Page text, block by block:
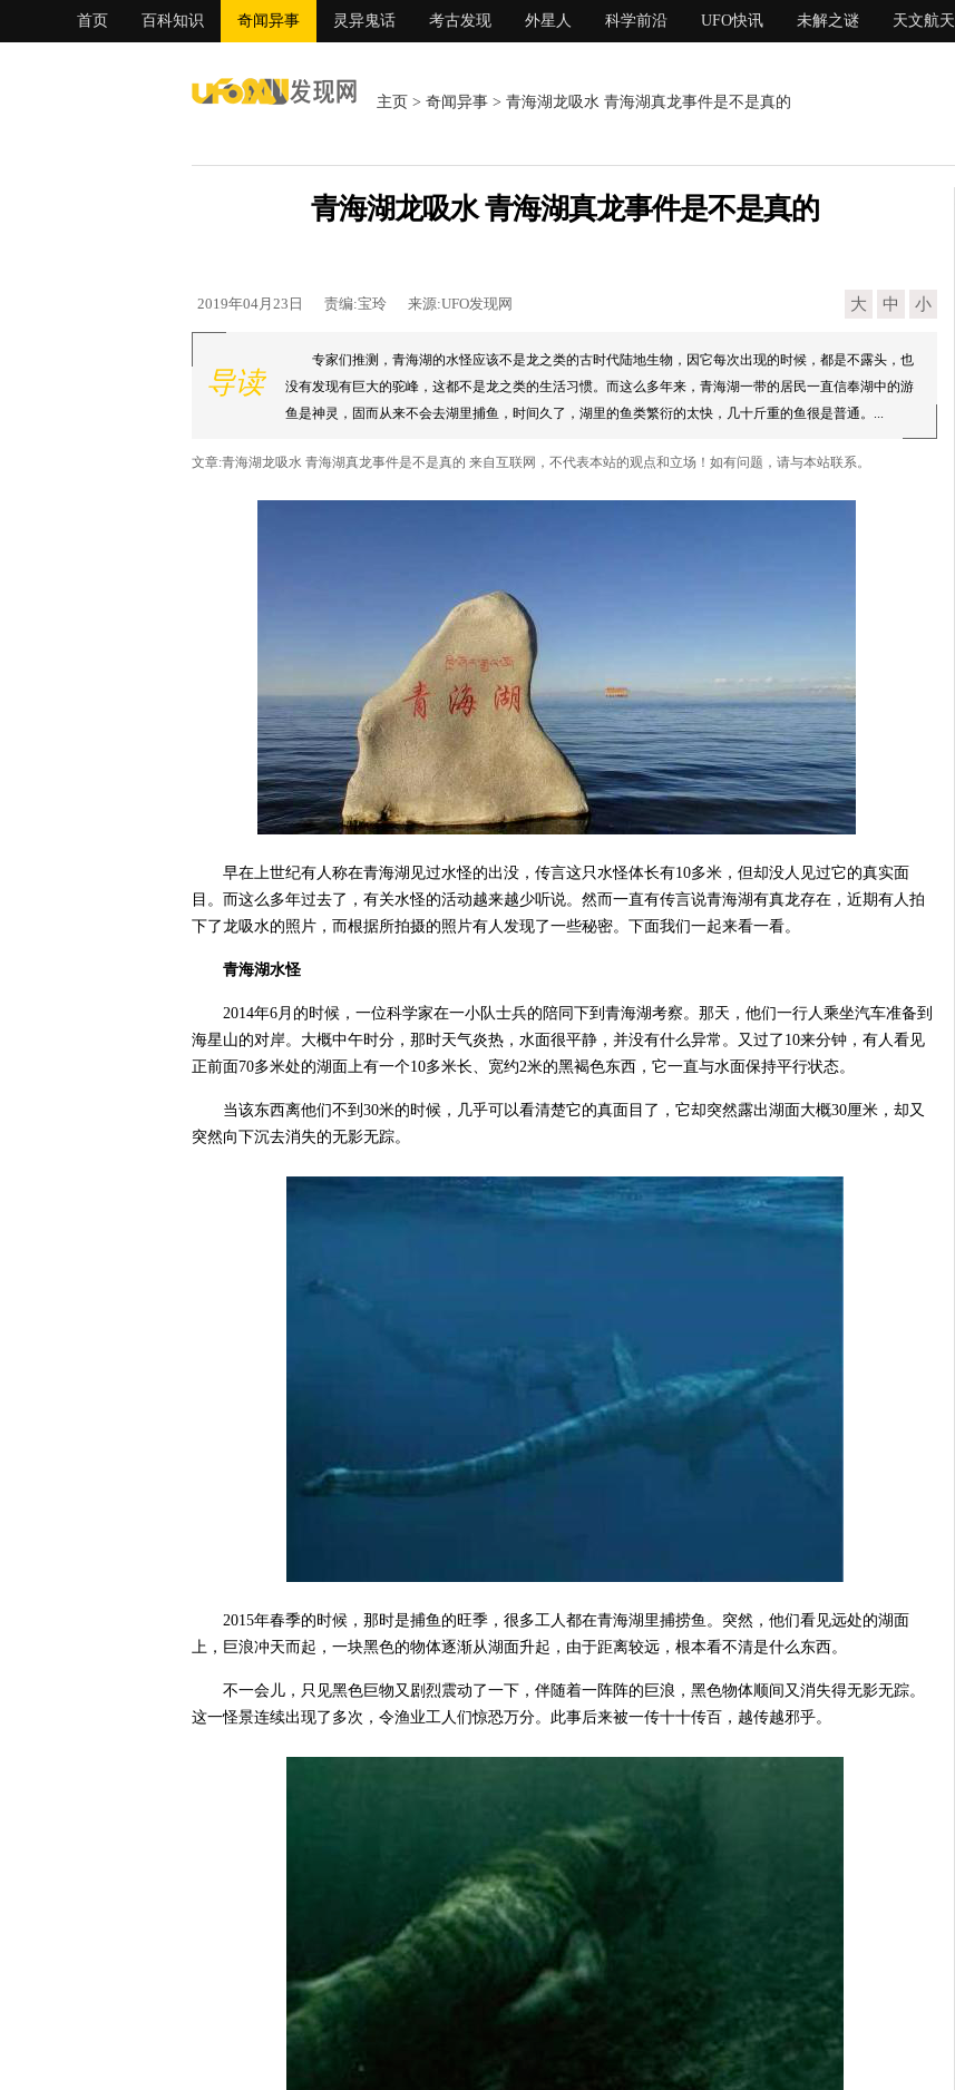
首页 百科知识 奇闻异事 灵异鬼话 考古发现 外星人 科学前沿 UFO快讯 未解之谜 天文航天
主页 > 奇闻异事 > 青海湖龙吸水 青海湖真龙事件是不是真的
青海湖龙吸水 青海湖真龙事件是不是真的
2019年04月23日 责编:宝玲 来源:UFO发现网 大 中 小
导读
专家们推测，青海湖的水怪应该不是龙之类的古时代陆地生物，因它每次出现的时候，都是不露头，也
没有发现有巨大的驼峰，这都不是龙之类的生活习惯。而这么多年来，青海湖一带的居民一直信奉湖中的游
鱼是神灵，固而从来不会去湖里捕鱼，时间久了，湖里的鱼类繁衍的太快，几十斤重的鱼很是普通。...
文章:青海湖龙吸水 青海湖真龙事件是不是真的 来自互联网，不代表本站的观点和立场！如有问题，请与本站联系。
早在上世纪有人称在青海湖见过水怪的出没，传言这只水怪体长有10多米，但却没人见过它的真实面
目。而这么多年过去了，有关水怪的活动越来越少听说。然而一直有传言说青海湖有真龙存在，近期有人拍
下了龙吸水的照片，而根据所拍摄的照片有人发现了一些秘密。下面我们一起来看一看。
青海湖水怪
2014年6月的时候，一位科学家在一小队士兵的陪同下到青海湖考察。那天，他们一行人乘坐汽车准备到
海星山的对岸。大概中午时分，那时天气炎热，水面很平静，并没有什么异常。又过了10来分钟，有人看见
正前面70多米处的湖面上有一个10多米长、宽约2米的黑褐色东西，它一直与水面保持平行状态。
当该东西离他们不到30米的时候，几乎可以看清楚它的真面目了，它却突然露出湖面大概30厘米，却又
突然向下沉去消失的无影无踪。
2015年春季的时候，那时是捕鱼的旺季，很多工人都在青海湖里捕捞鱼。突然，他们看见远处的湖面
上，巨浪冲天而起，一块黑色的物体逐渐从湖面升起，由于距离较远，根本看不清是什么东西。
不一会儿，只见黑色巨物又剧烈震动了一下，伴随着一阵阵的巨浪，黑色物体顺间又消失得无影无踪。
这一怪景连续出现了多次，令渔业工人们惊恐万分。此事后来被一传十十传百，越传越邪乎。